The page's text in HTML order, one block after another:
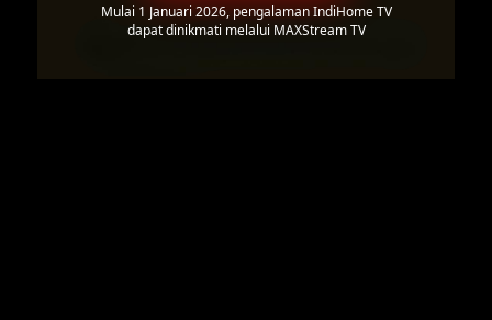
Mulai 1 Januari 2026, pengalaman IndiHome TV
dapat dinikmati melalui MAXStream TV